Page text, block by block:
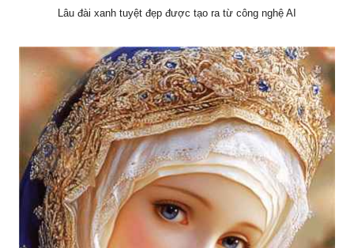
Lâu đài xanh tuyệt đẹp được tạo ra từ công nghệ AI